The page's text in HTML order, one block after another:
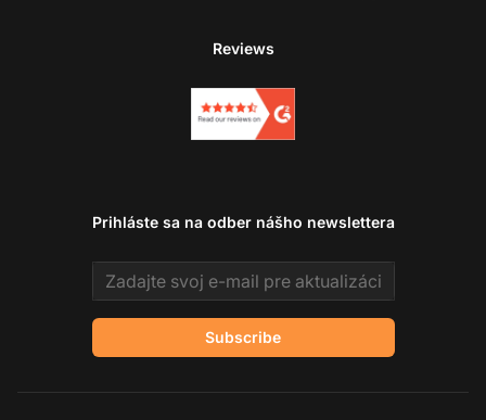
Reviews
Prihláste sa na odber nášho newslettera
Email address
Subscribe